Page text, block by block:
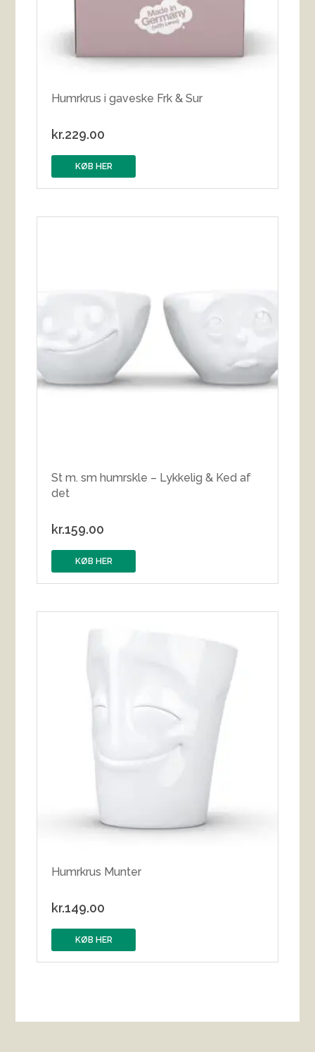
Humrkrus i gaveske Frk & Sur
kr.229.00
KØB HER
St m. sm humrskle – Lykkelig & Ked af
det
kr.159.00
KØB HER
Humrkrus Munter
kr.149.00
KØB HER